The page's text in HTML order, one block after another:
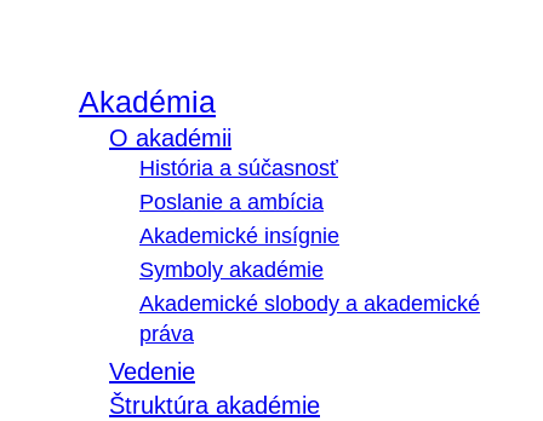
Akadémia
O akadémii
História a súčasnosť
Poslanie a ambícia
Akademické insígnie
Symboly akadémie
Akademické slobody a akademické
práva
Vedenie
Štruktúra akadémie